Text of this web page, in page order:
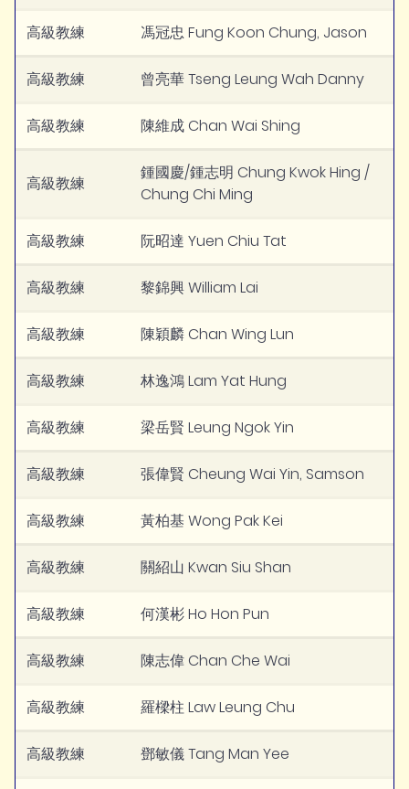
高級教練 馮冠忠 Fung Koon Chung, Jason
高級教練 曾亮華 Tseng Leung Wah Danny
高級教練 陳維成 Chan Wai Shing
高級教練
鍾國慶/鍾志明 Chung Kwok Hing /
Chung Chi Ming
高級教練 阮昭達 Yuen Chiu Tat
高級教練 黎錦興 William Lai
高級教練 陳穎麟 Chan Wing Lun
高級教練 林逸鴻 Lam Yat Hung
高級教練 梁岳賢 Leung Ngok Yin
高級教練 張偉賢 Cheung Wai Yin, Samson
高級教練 黃柏基 Wong Pak Kei
高級教練 關紹山 Kwan Siu Shan
高級教練 何漢彬 Ho Hon Pun
高級教練 陳志偉 Chan Che Wai
高級教練 羅樑柱 Law Leung Chu
高級教練 鄧敏儀 Tang Man Yee